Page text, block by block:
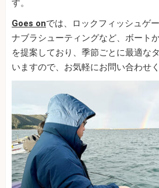
す。
Goes onでは、ロックフィッシュゲ
ナブラシューティングなど、ボート
を提案しており、季節ごとに最適な
いますので、お気軽にお問い合わせく